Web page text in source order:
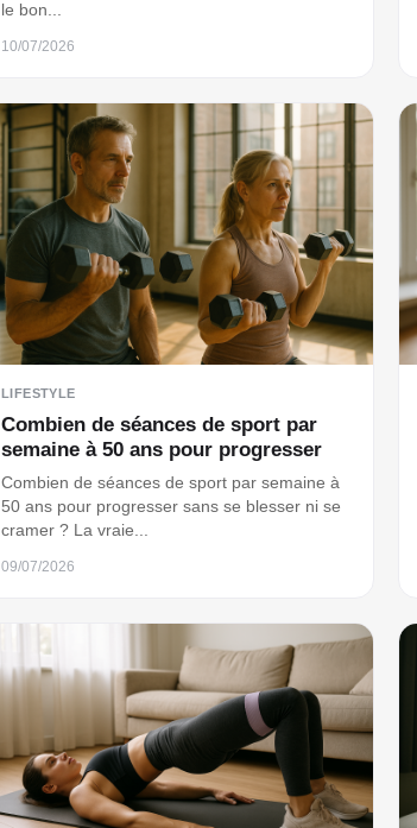
le bon...
10/07/2026
LIFESTYLE
Combien de séances de sport par
semaine à 50 ans pour progresser
Combien de séances de sport par semaine à
50 ans pour progresser sans se blesser ni se
cramer ? La vraie...
09/07/2026